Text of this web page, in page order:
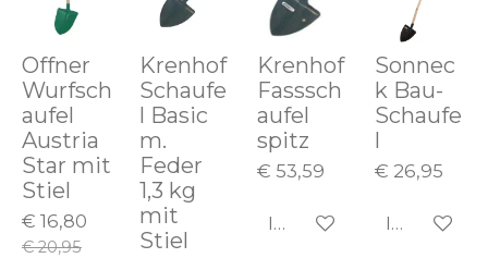
Offner
Wurfsch
aufel
Austria
Star mit
Stiel
€ 16,80
€ 20,95
Krenhof
Schaufe
l Basic
m.
Feder
1,3 kg
mit
Stiel
Krenhof
Fasssch
aufel
spitz
€ 53,59
In den Warenkorb
Sonnec
k Bau-
Schaufe
l
€ 26,95
In den